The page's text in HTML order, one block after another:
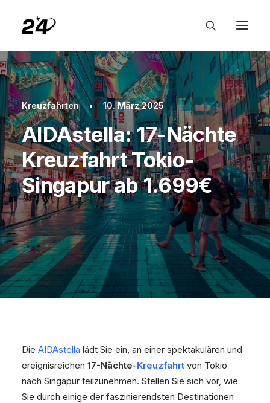
Kreuzfahrten • 10. März 2025
AIDAstella: 17-Nächte
Kreuzfahrt Tokio-
Singapur ab 1.699€
Die AIDAstella lädt Sie ein, an einer spektakulären und
ereignisreichen 17-Nächte-Kreuzfahrt von Tokio
nach Singapur teilzunehmen. Stellen Sie sich vor, wie
Sie durch einige der faszinierendsten Destinationen